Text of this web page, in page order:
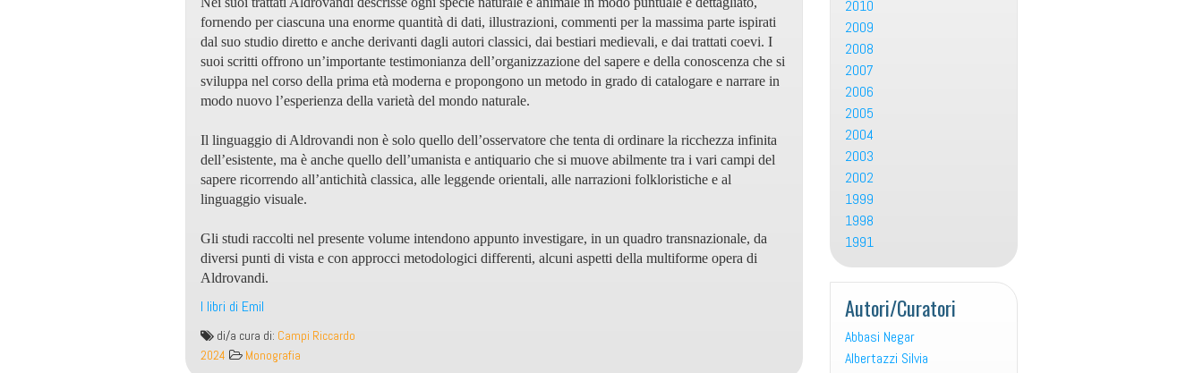
fornendo per ciascuna una enorme quantità di dati, illustrazioni, commenti per la massima parte ispirati
dal suo studio diretto e anche derivanti dagli autori classici, dai bestiari medievali, e dai trattati coevi. I
suoi scritti offrono un’importante testimonianza dell’organizzazione del sapere e della conoscenza che si
sviluppa nel corso della prima età moderna e propongono un metodo in grado di catalogare e narrare in
modo nuovo l’esperienza della varietà del mondo naturale.
Il linguaggio di Aldrovandi non è solo quello dell’osservatore che tenta di ordinare la ricchezza infinita
dell’esistente, ma è anche quello dell’umanista e antiquario che si muove abilmente tra i vari campi del
sapere ricorrendo all’antichità classica, alle leggende orientali, alle narrazioni folkloristiche e al
linguaggio visuale.
Gli studi raccolti nel presente volume intendono appunto investigare, in un quadro transnazionale, da
diversi punti di vista e con approcci metodologici differenti, alcuni aspetti della multiforme opera di
Aldrovandi.
I libri di Emil
La
dimensione
di/a cura di: Campi Riccardo
2024
Monografia
2010
2009
2008
2007
2006
2005
2004
2003
2002
1999
1998
1991
Autori/Curatori
Abbasi Negar
Albertazzi Silvia